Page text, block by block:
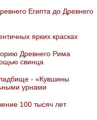
Египта до Древнего
ярких красках
Древнего Рима
свинца
- «Кувшины
урнами
100 тысяч лет